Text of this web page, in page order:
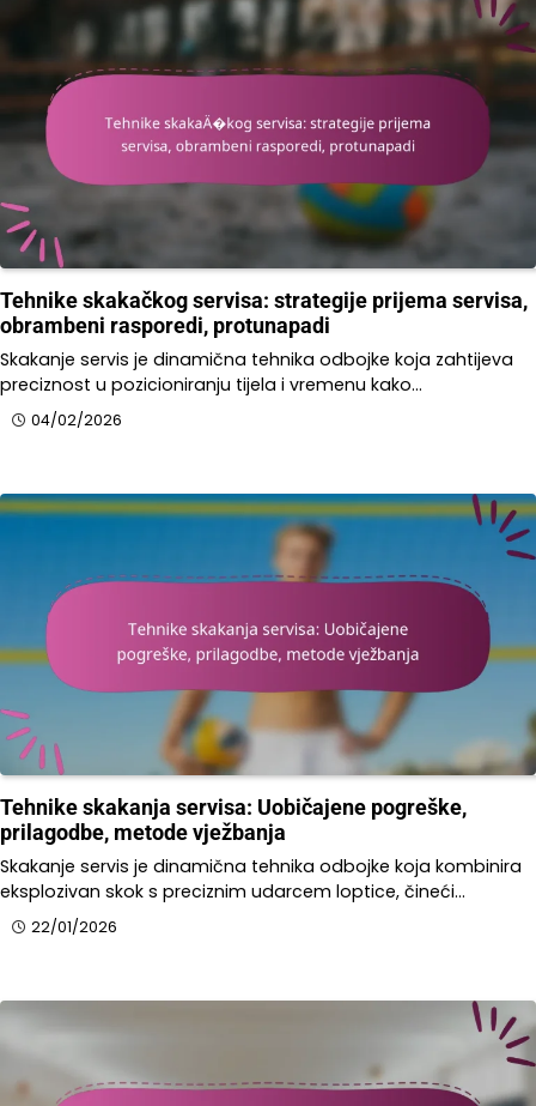
Tehnike skakačkog servisa: strategije prijema servisa,
obrambeni rasporedi, protunapadi
Skakanje servis je dinamična tehnika odbojke koja zahtijeva
preciznost u pozicioniranju tijela i vremenu kako…
04/02/2026
Tehnike skakanja servisa: Uobičajene pogreške,
prilagodbe, metode vježbanja
Skakanje servis je dinamična tehnika odbojke koja kombinira
eksplozivan skok s preciznim udarcem loptice, čineći…
22/01/2026